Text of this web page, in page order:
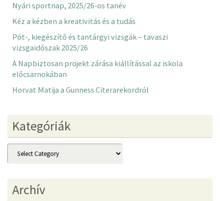
Nyári sportnap, 2025/26-os tanév
Kéz a kézben a kreativitás és a tudás
Pót-, kiegészítő és tantárgyi vizsgák – tavaszi
vizsgaidőszak 2025/26
A Napbiztosan projekt zárása kiállítással az iskola
előcsarnokában
Horvat Matija a Gunness Citerarekordról
Kategóriák
Kategóriák
Archív